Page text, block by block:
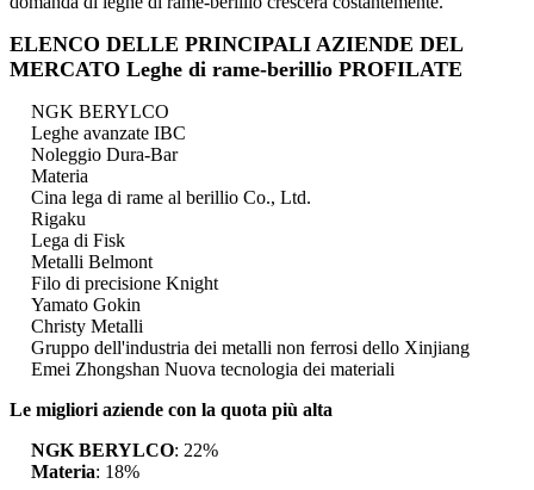
ELENCO DELLE PRINCIPALI AZIENDE DEL
MERCATO Leghe di rame-berillio PROFILATE
NGK BERYLCO
Leghe avanzate IBC
Noleggio Dura-Bar
Materia
Cina lega di rame al berillio Co., Ltd.
Rigaku
Lega di Fisk
Metalli Belmont
Filo di precisione Knight
Yamato Gokin
Christy Metalli
Gruppo dell'industria dei metalli non ferrosi dello Xinjiang
Emei Zhongshan Nuova tecnologia dei materiali
Le migliori aziende con la quota più alta
NGK BERYLCO: 22%
Materia: 18%